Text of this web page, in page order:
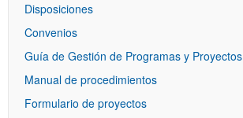
Disposiciones
Convenios
Guía de Gestión de Programas y Proyectos
Manual de procedimientos
Formulario de proyectos